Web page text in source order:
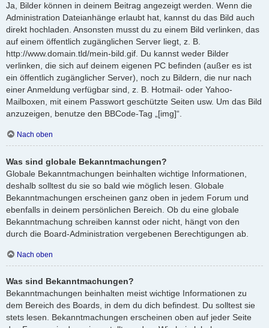
Ja, Bilder können in deinem Beitrag angezeigt werden. Wenn die
Administration Dateianhänge erlaubt hat, kannst du das Bild auch
direkt hochladen. Ansonsten musst du zu einem Bild verlinken, das
auf einem öffentlich zugänglichen Server liegt, z. B.
http://www.domain.tld/mein-bild.gif. Du kannst weder Bilder
verlinken, die sich auf deinem eigenen PC befinden (außer es ist
ein öffentlich zugänglicher Server), noch zu Bildern, die nur nach
einer Anmeldung verfügbar sind, z. B. Hotmail- oder Yahoo-
Mailboxen, mit einem Passwort geschützte Seiten usw. Um das Bild
anzuzeigen, benutze den BBCode-Tag „[img]“.
Nach oben
Was sind globale Bekanntmachungen?
Globale Bekanntmachungen beinhalten wichtige Informationen,
deshalb solltest du sie so bald wie möglich lesen. Globale
Bekanntmachungen erscheinen ganz oben in jedem Forum und
ebenfalls in deinem persönlichen Bereich. Ob du eine globale
Bekanntmachung schreiben kannst oder nicht, hängt von den
durch die Board-Administration vergebenen Berechtigungen ab.
Nach oben
Was sind Bekanntmachungen?
Bekanntmachungen beinhalten meist wichtige Informationen zu
dem Bereich des Boards, in dem du dich befindest. Du solltest sie
stets lesen. Bekanntmachungen erscheinen oben auf jeder Seite